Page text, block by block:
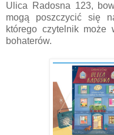
Ulica Radosna 123,
mogą poszczycić się
którego czytelnik może
bohaterów.